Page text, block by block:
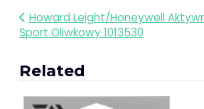
Nawigacja
wpisu
Howard Leight/Honeywell
Sport Oliwkowy 1013530
Related